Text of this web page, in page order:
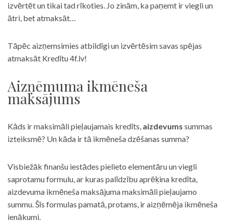
izvērtēt un tikai tad rīkoties. Jo zinām, ka paņemt ir viegli un
ātri, bet atmaksāt…
Tāpēc aizņemsimies atbildīgi un izvērtēsim savas spējas
atmaksāt Kredītu 4f.lv!
Aizņēmuma ikmēneša
maksājums
Kāds ir maksimāli pieļaujamais kredīts, aizdevums summas
izteiksmē? Un kāda ir tā ikmēneša dzēšanas summa?
Visbiežāk finanšu iestādes pielieto elementāru un viegli
saprotamu formulu, ar kuras palīdzību aprēķina kredīta,
aizdevuma ikmēneša maksājuma maksimāli pieļaujamo
summu. Šīs formulas pamatā, protams, ir aizņēmēja ikmēneša
ienākumi.